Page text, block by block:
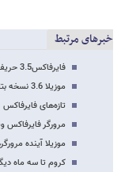
خبرهای مرتبط
فایرفاکس3.5 حریف می‌طلبد
موزیلا 3.6 نسخه بتا1 از راه رسید
تازه‌های فایرفاکس
مرورگر فایرفاکس
موزیلا آینده
کروم تا سه ماه